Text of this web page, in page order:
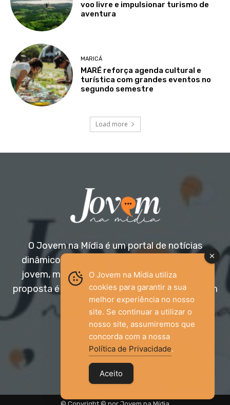
voo livre e impulsionar turismo de
aventura
MARICÁ
MARÉ reforça agenda cultural e
turística com grandes eventos no
segundo semestre
Load more
O Jovem na Mídia é um portal de notícias
dinâmico e acessível, voltado para o público
jovem, mas aberto a todas as idades. Nossa
proposta é trazer informação relevante com um
olhar diferenciado.
Entre em contato:
jovemnamidia2017@gmail.com
O Jovem na Mídia utiliza
cookies para garantir a sua
melhor experiência no nosso
site. Se continuar a utilizar o
nosso site, assumiremos que
concorda com a nossa
Política de Privacidade.
Aceito